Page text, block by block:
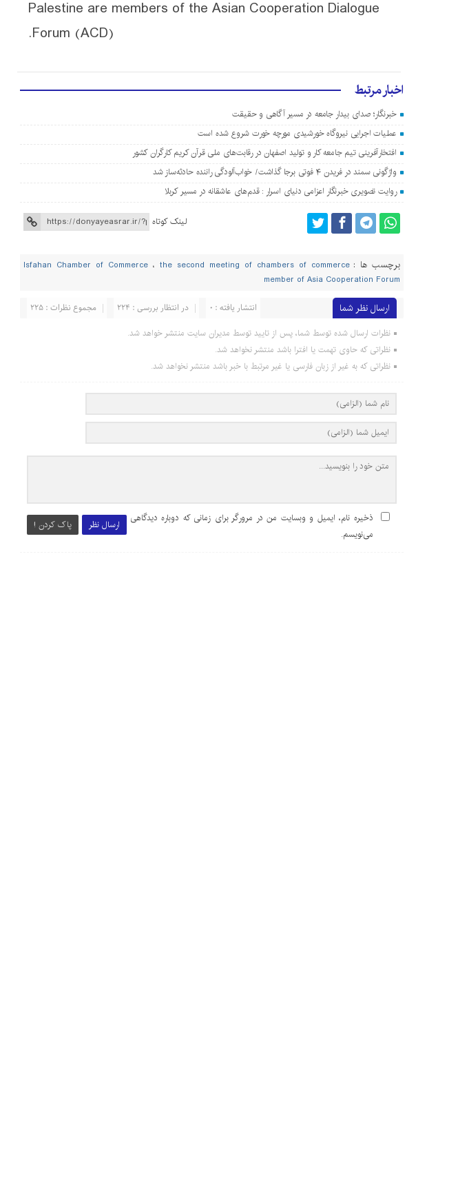
Palestine are members of the Asian Cooperation Dialogue
Forum (ACD).
اخبار مرتبط
خبرنگار؛ صدای بیدار جامعه در مسیر آگاهی و حقیقت
عملیات اجرایی نیروگاه خورشیدی مورچه خورت شروع شده است
افتخارآفرینی تیم جامعه کار و تولید اصفهان در رقابت‌های ملی قرآن کریم کارگران کشور
واژگونی سمند در فریدن ۴ فوتی برجا گذاشت/ خواب‌آلودگی راننده حادثه‌ساز شد
روایت تصویری خبرنگار اعزامی دنیای اسرار : قدم‌های عاشقانه در مسیر کربلا
لینک کوتاه
برچسب ها : Isfahan Chamber of Commerce، the second meeting of chambers of commerce
member of Asia Cooperation Forum
ارسال نظر شما مجموع نظرات : 225 در انتظار بررسی : 224 انتشار یافته : 0
نظرات ارسال شده توسط شما، پس از تایید توسط مدیران سایت منتشر خواهد شد.
نظراتی که حاوی تهمت یا افترا باشد منتشر نخواهد شد.
نظراتی که به غیر از زبان فارسی یا غیر مرتبط با خبر باشد منتشر نخواهد شد.
ارسال نظر پاک کردن !
ذخیره نام، ایمیل و وبسایت من در مرورگر برای زمانی که دوباره دیدگاهی
می‌نویسم.